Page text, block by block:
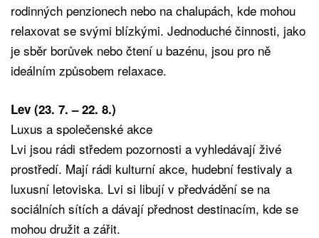
rodinných penzionech nebo na chalupách, kde mohou
relaxovat se svými blízkými. Jednoduché činnosti, jako
je sběr borůvek nebo čtení u bazénu, jsou pro ně
ideálním způsobem relaxace.
Lev (23. 7. – 22. 8.)
Luxus a společenské akce
Lvi jsou rádi středem pozornosti a vyhledávají živé
prostředí. Mají rádi kulturní akce, hudební festivaly a
luxusní letoviska. Lvi si libují v předvádění se na
sociálních sítích a dávají přednost destinacím, kde se
mohou družit a zářit.